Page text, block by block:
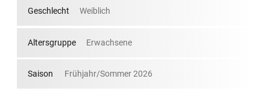
Geschlecht Weiblich
Altersgruppe Erwachsene
Saison Frühjahr/Sommer 2026